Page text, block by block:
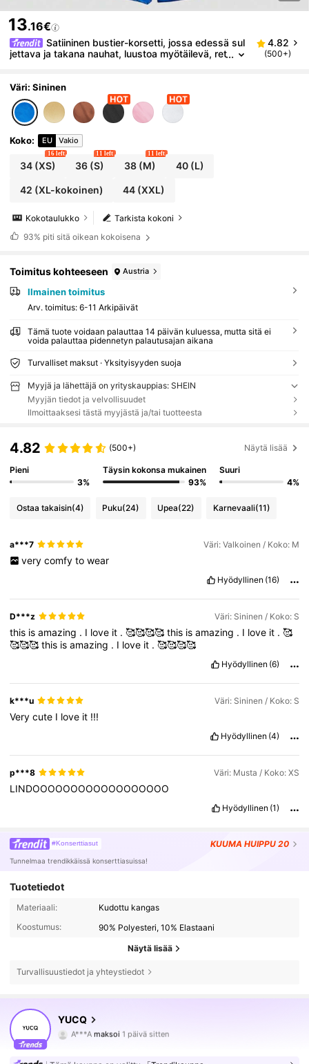
13.16€
Satiininen bustier-korsetti, jossa edessä sul
jettava ja takana nauhat, luustoa myötäilevä, ret
4.82
(500+)
Väri: Sininen
Koko: EU Vakio
34(XS)
16 left
36 (S)
11 left
38(M)
11 left
40(L)
42 (XL-kokoinen) 44 (XXL)
Tarkista kokoni
Kokotaulukko
93% piti sitä oikean kokoisena
Toimitus kohteeseen Austria
Ilmainen toimitus
Arv. toimitus: 6-11 Arkipäivät
Tämä tuote voidaan palauttaa 14 päivän kuluessa, mutta sitä ei
voida palauttaa pidennetyn palautusajan aikana
Turvalliset maksut · Yksityisyyden suoja
Myyjä ja lähettäjä on yrityskauppias: SHEIN
Myyjän tiedot ja velvollisuudet
Ilmoittaaksesi tästä myyjästä ja/tai tuotteesta
4.82 (500+) Näytä lisää
Pieni
3%
Täysin kokonsa mukainen
93%
Suuri
4%
Ostaa takaisin(4) Puku(24) Upea(22) Karnevaali(11)
a***7 Väri: Valkoinen / Koko: M
very comfy to wear
Hyödyllinen (16)
D***z Väri: Sininen / Koko: S
this isamazing . I love it .🥰🥰🥰🥰this isamazing . I love it .🥰
🥰🥰🥰this isamazing . I love it .🥰🥰🥰🥰
Hyödyllinen (6)
k***u Väri: Sininen / Koko: S
Verycute I love it !!!
Hyödyllinen (4)
p***8 Väri: Musta / Koko: XS
LINDOOOOOOOOOOOOOOOOOO
Hyödyllinen (1)
#Konserttiasut KUUMA HUIPPU 20
Tunnelmaa trendikkäissä konserttiasuissa!
Tuotetiedot
Materiaali:
Kudottu kangas
Koostumus:
90% Polyesteri, 10% Elastaani
Näytä lisää
Turvallisuustiedot ja yhteystiedot
YUCQ
4.84 5K Seuraajat
4.84
A***Amaksoi
n***5 seurasi 8 tuntia sitten
4.84